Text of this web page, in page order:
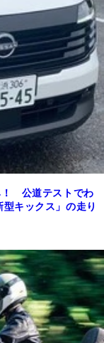
！ 公道テストでわ
キックス」の走り